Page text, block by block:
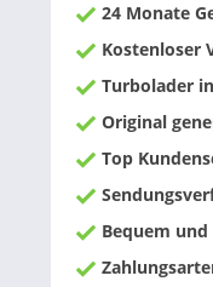
24 Monate
Kostenloser
Turbolader
Original
Top
Bequem und